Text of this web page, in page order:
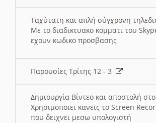
Ταχύτατη και απλή σύγχρονη
Με το διαδικτυακο κομματι του
εχουν κωδικο προσβασης
Παρουσίες Τρίτης 12 - 3
Δημιουργία Βίντεο και αποστολή
Χρησιμοποιει κανεις το Screen
που δειχνει μεσω υπολογιστή